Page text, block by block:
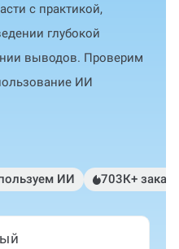
с практикой,
глубокой
выводов. Проверим
ИИ
ИИ 703К+